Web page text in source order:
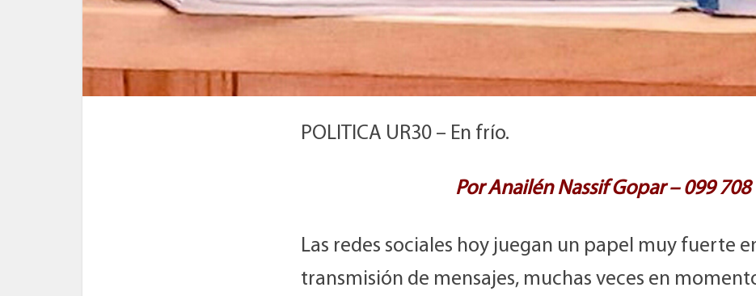
POLITICA UR30 – En frío.
Por Anailén Nassif Gopar – 099 708
Las redes sociales hoy juegan un papel muy fuerte
transmisión de mensajes, muchas veces en